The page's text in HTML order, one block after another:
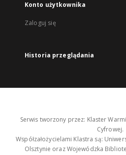
Konto użytkownika
Zaloguj się
Historia przeglądania
Serwis tworzony przez: Klaster
Cyfrowej.
Współzałożycielami Klastra są:
Olsztynie oraz Wojewódzka